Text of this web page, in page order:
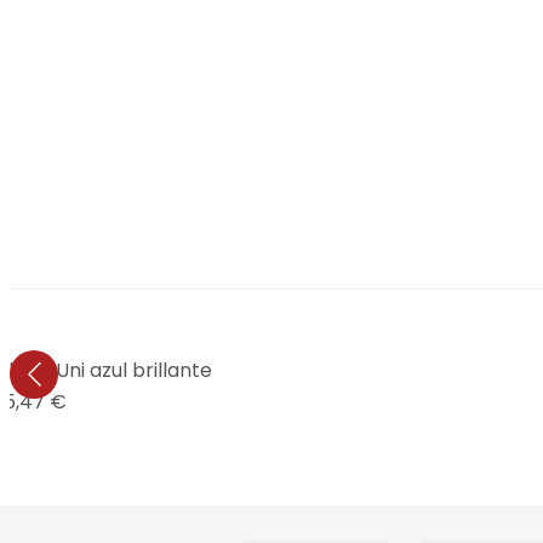
- Uni azul brillante
5,47 €